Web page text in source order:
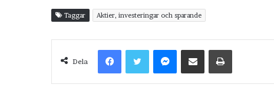
Taggar Aktier, investeringar och sparande
Dela
FacebookTwitterMessenger
Dela via e-post Skriv ut